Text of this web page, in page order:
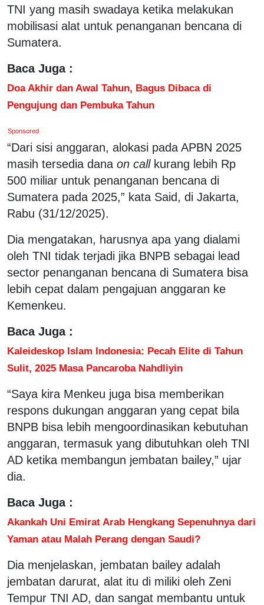
TNI yang masih swadaya ketika melakukan
mobilisasi alat untuk penanganan bencana di
Sumatera.
Baca Juga :
Doa Akhir dan Awal Tahun, Bagus Dibaca di
Pengujung dan Pembuka Tahun
Sponsored
“Dari sisi anggaran, alokasi pada APBN 2025
masih tersedia dana on callkurang lebih Rp
500 miliar untuk penanganan bencana di
Sumatera pada 2025,” kata Said, di Jakarta,
Rabu (31/12/2025).
Dia mengatakan, harusnya apa yang dialami
oleh TNI tidak terjadi jika BNPB sebagai lead
sector penanganan bencana di Sumatera bisa
lebih cepat dalam pengajuan anggaran ke
Kemenkeu.
Baca Juga :
Kaleideskop Islam Indonesia: Pecah Elite di Tahun
Sulit, 2025 Masa Pancaroba Nahdliyin
“Saya kira Menkeu juga bisa memberikan
respons dukungan anggaran yang cepat bila
BNPB bisa lebih mengoordinasikan kebutuhan
anggaran, termasuk yang dibutuhkan oleh TNI
AD ketika membangun jembatan bailey,” ujar
dia.
Baca Juga :
Akankah Uni Emirat Arab Hengkang Sepenuhnya dari
Yaman atau Malah Perang dengan Saudi?
Dia menjelaskan, jembatan bailey adalah
jembatan darurat, alat itu di miliki oleh Zeni
Tempur TNI AD, dan sangat membantu untuk